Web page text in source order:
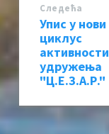
Следећa
Упис у нови
циклус
активности
удружења
"Ц.Е.З.А.Р."